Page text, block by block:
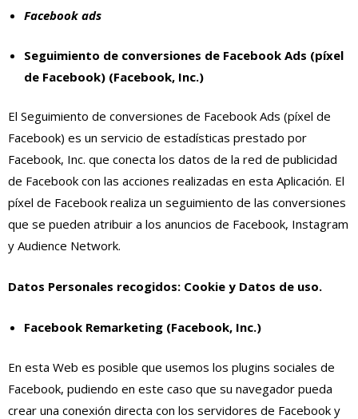
Facebook ads
Seguimiento de conversiones de Facebook Ads (píxel
de Facebook) (Facebook, Inc.)
El Seguimiento de conversiones de Facebook Ads (píxel de
Facebook) es un servicio de estadísticas prestado por
Facebook, Inc. que conecta los datos de la red de publicidad
de Facebook con las acciones realizadas en esta Aplicación. El
píxel de Facebook realiza un seguimiento de las conversiones
que se pueden atribuir a los anuncios de Facebook, Instagram
y Audience Network.
Datos Personales recogidos: Cookie y Datos de uso.
Facebook Remarketing (Facebook, Inc.)
En esta Web es posible que usemos los plugins sociales de
Facebook, pudiendo en este caso que su navegador pueda
crear una conexión directa con los servidores de Facebook y